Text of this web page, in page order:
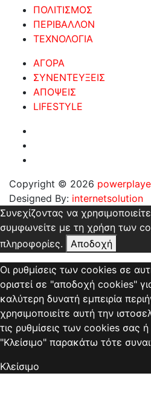
ΠΟΛΙΤΙΣΜΟΣ
ΠΕΡΙΒΑΛΛΟΝ
ΤΕΧΝΟΛΟΓΙΑ
ΑΓΟΡΑ
ΣΥΝΕΝΤΕΥΞΕΙΣ
ΑΠΟΨΕΙΣ
LIFESTYLE
Copyright © 2026
Designed By: internetsolution
Συνεχίζοντας να
συμφωνείτε με τη χρήση των
πληροφορίες.
Αποδοχή
Οι ρυθμίσεις των cookies σε
οριστεί σε "αποδοχή cookies"
καλύτερη δυνατή εμπειρία
χρησιμοποιείτε αυτή την
τις ρυθμίσεις των cookies σας
"Κλείσιμο" παρακάτω τότε
Κλείσιμο